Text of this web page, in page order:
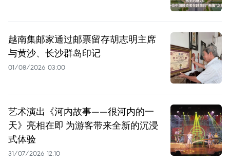
越南集邮家通过邮票留存胡志明主席
与黄沙、长沙群岛印记
01/08/2026 03:00
艺术演出《河内故事——很河内的一
天》亮相在即 为游客带来全新的沉浸
式体验
31/07/2026 12:10